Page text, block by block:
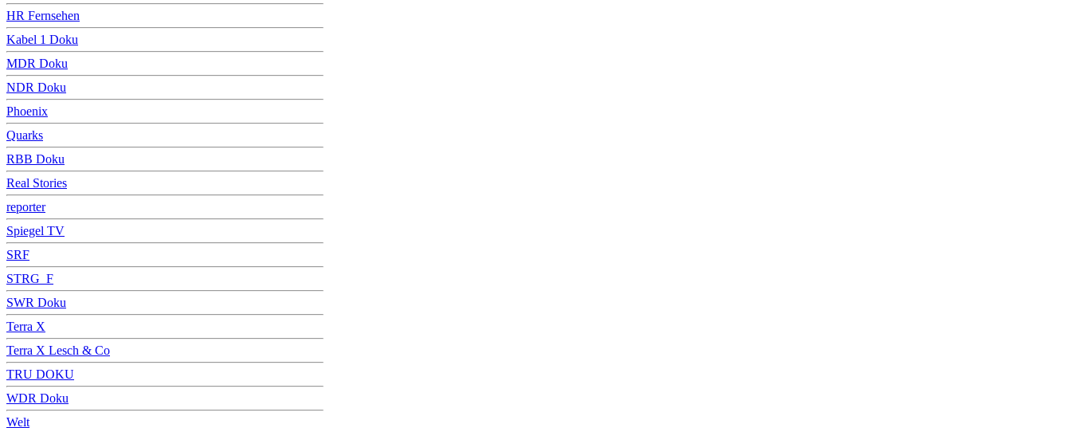
HR Fernsehen
Kabel 1 Doku
MDR Doku
NDR Doku
Phoenix
Quarks
RBB Doku
Real Stories
reporter
Spiegel TV
SRF
STRG_F
SWR Doku
Terra X
Terra X Lesch & Co
TRU DOKU
WDR Doku
Welt